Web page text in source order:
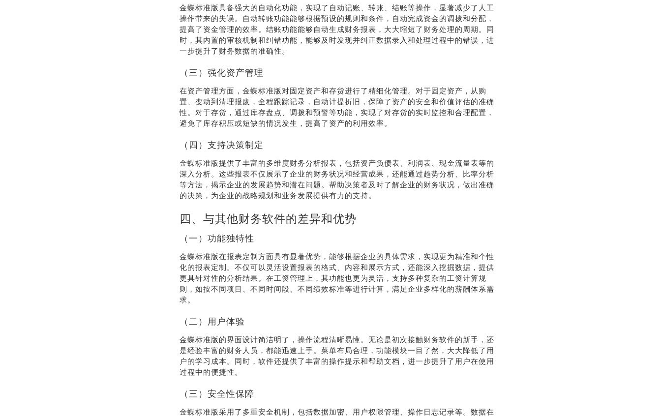
金蝶标准版具备强大的自动化功能，实现了自动记账、转账、结账等操作，显著减少了人工
操作带来的失误。自动转账功能能够根据预设的规则和条件，自动完成资金的调拨和分配，
提高了资金管理的效率。结账功能能够自动生成财务报表，大大缩短了财务处理的周期。同
时，其内置的审核机制和纠错功能，能够及时发现并纠正数据录入和处理过程中的错误，进
一步提升了财务数据的准确性。
（三）强化资产管理
在资产管理方面，金蝶标准版对固定资产和存货进行了精细化管理。对于固定资产，从购
置、变动到清理报废，全程跟踪记录，自动计提折旧，保障了资产的安全和价值评估的准确
性。对于存货，通过库存盘点、调拨和预警等功能，实现了对存货的实时监控和合理配置，
避免了库存积压或短缺的情况发生，提高了资产的利用效率。
（四）支持决策制定
金蝶标准版提供了丰富的多维度财务分析报表，包括资产负债表、利润表、现金流量表等的
深入分析。这些报表不仅展示了企业的财务状况和经营成果，还能通过趋势分析、比率分析
等方法，揭示企业的发展趋势和潜在问题。帮助决策者及时了解企业的财务状况，做出准确
的决策，为企业的战略规划和业务发展提供有力的支持。
四、与其他财务软件的差异和优势
（一）功能独特性
金蝶标准版在报表定制方面具有显著优势，能够根据企业的具体需求，实现更为精准和个性
化的报表定制。不仅可以灵活设置报表的格式、内容和展示方式，还能深入挖掘数据，提供
更具针对性的分析结果。在工资管理上，其功能也更为灵活，支持多种复杂的工资计算规
则，如按不同项目、不同时间段、不同绩效标准等进行计算，满足企业多样化的薪酬体系需
求。
（二）用户体验
金蝶标准版的界面设计简洁明了，操作流程清晰易懂。无论是初次接触财务软件的新手，还
是经验丰富的财务人员，都能迅速上手。菜单布局合理，功能模块一目了然，大大降低了用
户的学习成本。同时，软件还提供了丰富的操作提示和帮助文档，进一步提升了用户在使用
过程中的便捷性。
（三）安全性保障
金蝶标准版采用了多重安全机制，包括数据加密、用户权限管理、操作日志记录等。数据在